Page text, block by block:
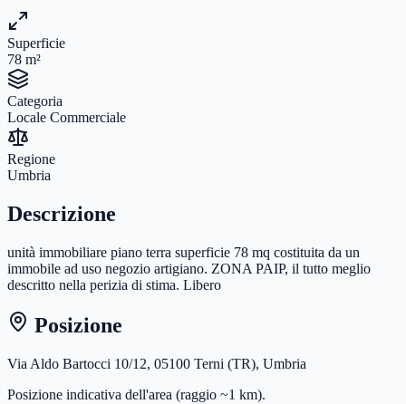
Superficie
78 m²
Categoria
Locale Commerciale
Regione
Umbria
Descrizione
unità immobiliare piano terra superficie 78 mq costituita da un
immobile ad uso negozio artigiano. ZONA PAIP, il tutto meglio
descritto nella perizia di stima. Libero
Posizione
Via Aldo Bartocci 10/12, 05100 Terni (TR), Umbria
Posizione indicativa dell'area (raggio ~1 km).